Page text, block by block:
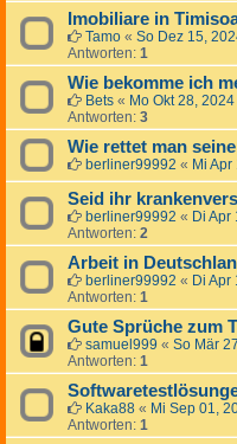
Imobiliare in
Tamo « So Dez 15,
Antworten: 1
Wie bekomme ich
Bets « Mo Okt 28,
Antworten: 3
Wie rettet man
berliner99992 « Mi
Seid ihr
berliner99992 « Di Apr
Antworten: 2
Arbeit in
berliner99992 « Di Apr
Antworten: 1
Gute Sprüche zum
samuel999 « So Mär
Antworten: 1
Kaka88 « Mi Sep 01,
Antworten: 1